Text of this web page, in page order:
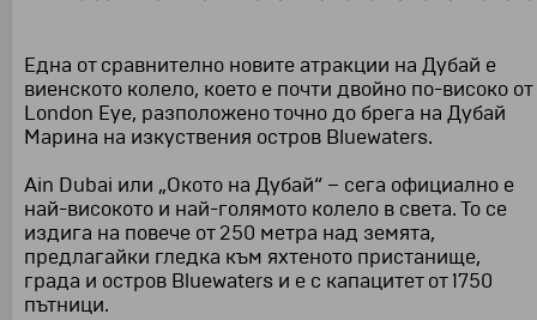
Една от сравнително новите атракции на Дубай е
виенското колело, което е почти двойно по-високо от
London Eye, разположено точно до брега на Дубай
Марина на изкуствения остров Bluewaters.
Ain Dubai или „Окото на Дубай“ – сега официално е
най-високото и най-голямото колело в света. То се
издига на повече от 250 метра над земята,
предлагайки гледка към яхтеното пристанище,
града и остров Bluewaters и е с капацитет от 1750
пътници.